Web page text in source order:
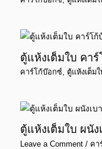
ตู้แห้งเต็มใบ คา
คาร์โก้บ๊อกซ์ ตู้แห้งเต็ม
ตู้แห้งเต็มใบ ผนัง
Leave a Comment / คา